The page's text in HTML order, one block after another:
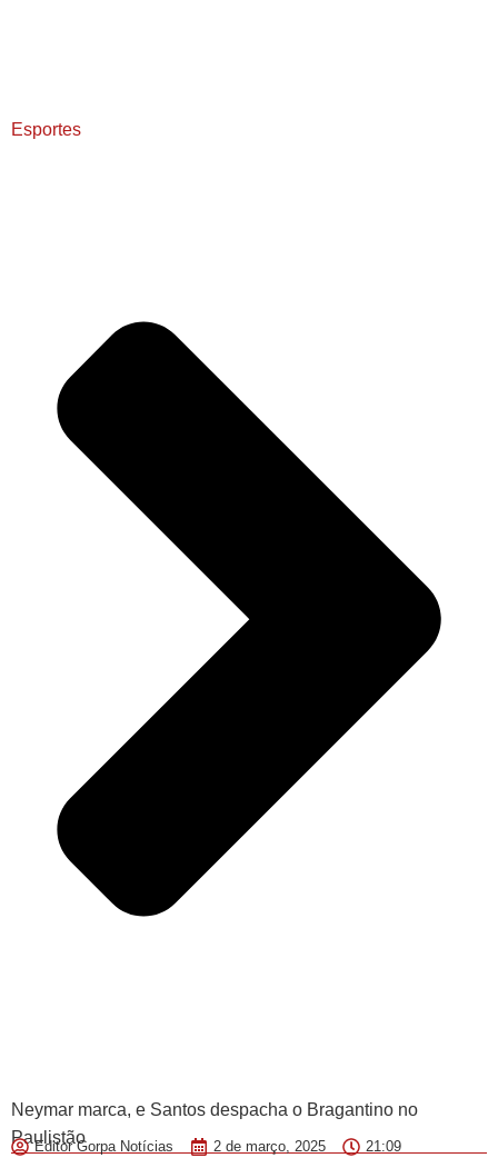
Esportes
Neymar marca, e Santos despacha o Bragantino no
Paulistão
Editor Gorpa Notícias 2 de março, 2025
21:09